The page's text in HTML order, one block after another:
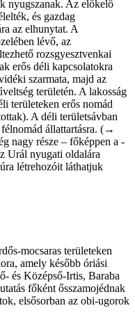
nyugszanak. Az ­elő­kelő
és gazdag
az elhunytat. A
lévő, az
rozsgyesztvenkai
erős déli kapcsolatokra
­szarmata, majd az
területén. A lakosság
területeken erős nomád
A déli területsávban
­állat­tartásra. (→
nagy része – főképpen a
Urál nyugati oldalára
létrehozóit ­lát­hatjuk
­mocsaras területeken
amely később óriási
és Középső-Irtis, Baraba
főként ősszamojédnak
elsősorban az obi-ugorok